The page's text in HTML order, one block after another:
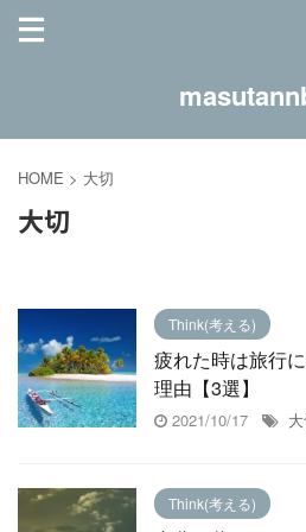
HOME > 大切
大切
Think(考える)
疲れた時は旅行
理由【3選】
2021/10/17
Think(考える)